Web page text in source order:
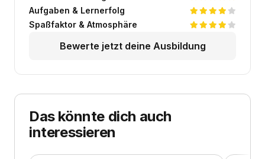
Aufgaben & Lernerfolg
Spaßfaktor & Atmosphäre
Bewerte jetzt deine Ausbildung
Das könnte dich auch
interessieren